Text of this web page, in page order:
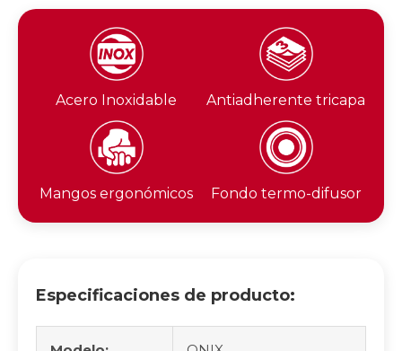
Acero Inoxidable Antiadherente tricapa
Mangos ergonómicos Fondo termo-difusor
Especificaciones de producto: